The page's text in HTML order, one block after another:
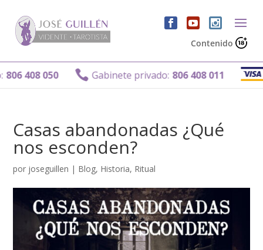
Contenido
050  Gabinete privado: 806 408 011
Casas abandonadas ¿Qué
nos esconden?
por joseguillen | Blog, Historia, Ritual